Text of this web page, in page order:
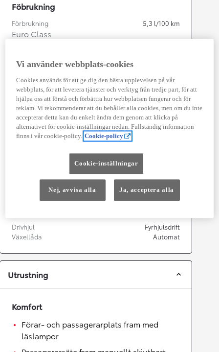
Föbrukning
Förbrukning 5,3 l/100 km
Euro Class
Motor
Cylindrar
4
Kapacitet
1 987 cc
Effekt
145 kw (197 hk)
Acceleration 0-100km/h
7,55sekunder
Drivhjul
Fyrhjulsdrift
Växellåda
Automat
Utrustning
Komfort
Förar- och passagerarplats fram med
läslampor
Vi använder webbplats-cookies
Cookies används för att ge dig den bästa upplevelsen på vår
webbplats, för att leverera tjänster och verktyg från tredje part, för att
hjälpa oss att förstå och förbättra hur webbplatsen fungerar och för
reklam. Vi rekommenderar att du behåller alla cookies, men om du inte
accepterar detta kan du enkelt ändra dem genom att klicka på
alternativet för cookie-inställningar nedan. Fullständig information
finns i vår cookie-policy. Cookie-policy
Cookie-inställningar
Nej, avvisa alla Ja, acceptera alla